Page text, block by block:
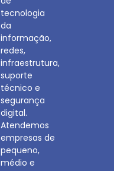
tecnologia
da
informação,
redes,
infraestrutura,
suporte
técnico e
segurança
digital.
Atendemos
empresas de
pequeno,
médio e